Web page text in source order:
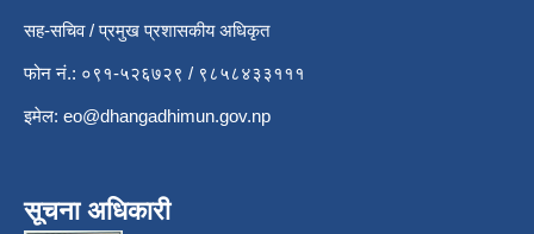
सह-सचिव / प्रमुख प्रशासकीय अधिकृत
फोन नं.: ०९१-५२६७२९ / ९८५८४३३१११
इमेल: eo@dhangadhimun.gov.np
सूचना अधिकारी